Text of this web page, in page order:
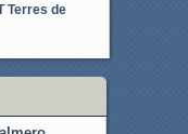
Terres de